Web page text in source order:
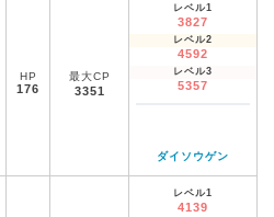
HP
176
最大CP
3351
レベル1
3827
レベル2
4592
レベル3
5357
ダイソウゲン
レベル1
4139